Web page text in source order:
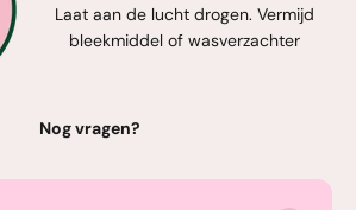
Laat aan de lucht drogen. Vermijd
bleekmiddel of wasverzachter
Nog vragen?